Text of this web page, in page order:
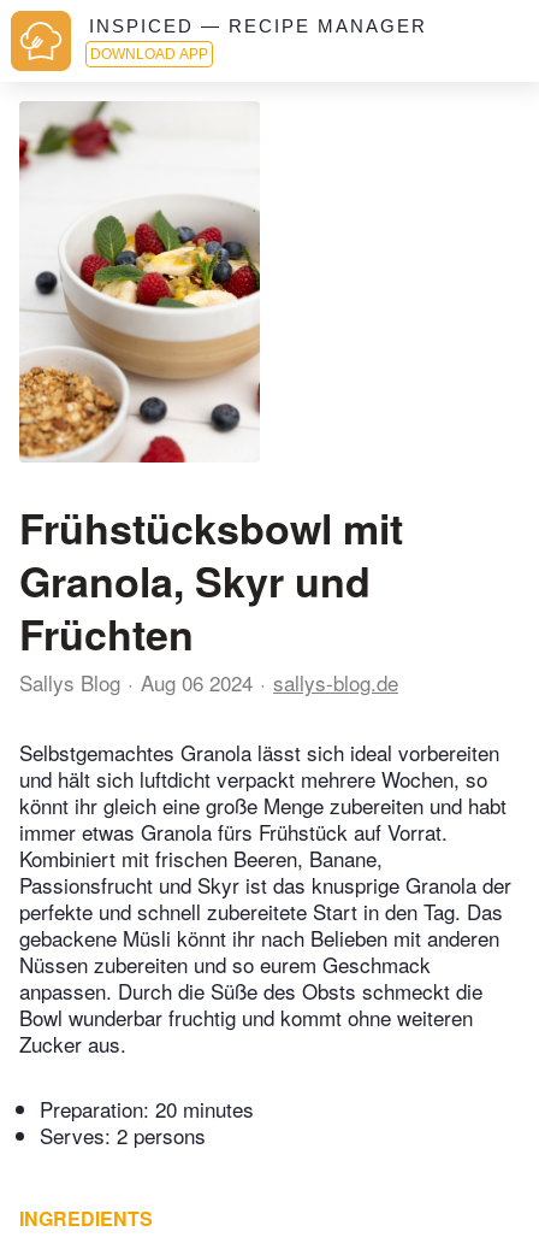
INSPICED — RECIPE MANAGER
DOWNLOAD APP
Frühstücksbowl mit
Granola, Skyr und
Früchten
Sallys Blog Aug 06 2024 sallys-blog.de
Selbstgemachtes Granola lässt sich ideal vorbereiten
und hält sich luftdicht verpackt mehrere Wochen, so
könnt ihr gleich eine große Menge zubereiten und habt
immer etwas Granola fürs Frühstück auf Vorrat.
Kombiniert mit frischen Beeren, Banane,
Passionsfrucht und Skyr ist das knusprige Granola der
perfekte und schnell zubereitete Start in den Tag. Das
gebackene Müsli könnt ihr nach Belieben mit anderen
Nüssen zubereiten und so eurem Geschmack
anpassen. Durch die Süße des Obsts schmeckt die
Bowl wunderbar fruchtig und kommt ohne weiteren
Zucker aus.
Preparation: 20 minutes
Serves: 2 persons
INGREDIENTS